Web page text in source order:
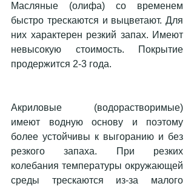
Масляные (олифа) со временем
быстро трескаются и выцветают. Для
них характерен резкий запах. Имеют
невысокую стоимость. Покрытие
продержится 2-3 года.
Акриловые (водорастворимые)
имеют водную основу и поэтому
более устойчивы к выгоранию и без
резкого запаха. При резких
колебания температуры окружающей
среды трескаются из-за малого